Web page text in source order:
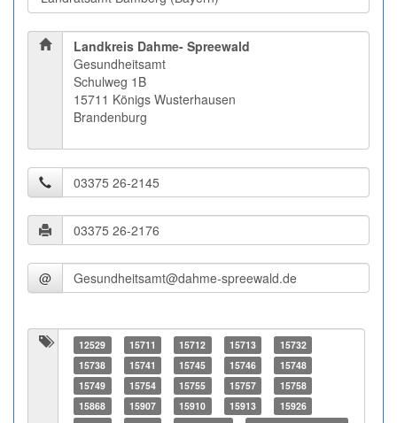
Landkreis Dahme- Spreewald
Gesundheitsamt
Schulweg 1B
15711 Königs Wusterhausen
Brandenburg
@
12529 15711 15712 15713
15732
15738
15741 15745 15746
15748
15749
15754 15755 15757
15758
15868
15907 15910 15913
15926